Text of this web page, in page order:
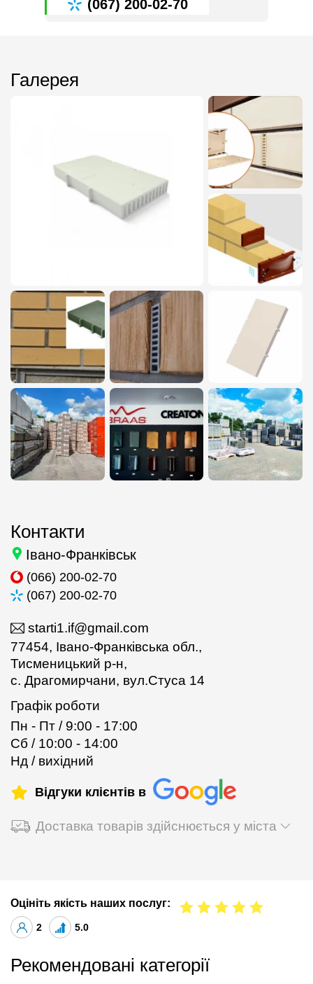
(067) 200-02-70
Галерея
Контакти
Івано-Франківськ
(066) 200-02-70
(067) 200-02-70
starti1.if@gmail.com
77454, Івано-Франківська обл.,
Тисменицький р-н,
c. Драгомирчани, вул.Стуса 14
Графік роботи
Пн - Пт / 9:00 - 17:00
Сб / 10:00 - 14:00
Нд / вихідний
Відгуки клієнтів в
Доставка товарів здійснюється у міста
Оцініть якість наших послуг:
2 5.0
Рекомендовані категорії